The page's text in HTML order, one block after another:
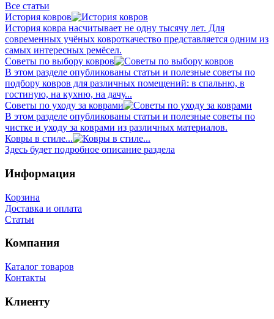
Все статьи
История ковров
История ковра насчитывает не одну тысячу лет. Для
современных учёных ковроткачество представляется одним из
самых интересных ремёсел.
Советы по выбору ковров
В этом разделе опубликованы статьи и полезные советы по
подбору ковров для различных помещений: в спальню, в
гостиную, на кухню, на дачу...
Советы по уходу за коврами
В этом разделе опубликованы статьи и полезные советы по
чистке и уходу за коврами из различных материалов.
Ковры в стиле...
Здесь будет подробное описание раздела
Информация
Корзина
Доставка и оплата
Статьи
Компания
Каталог товаров
Контакты
Клиенту